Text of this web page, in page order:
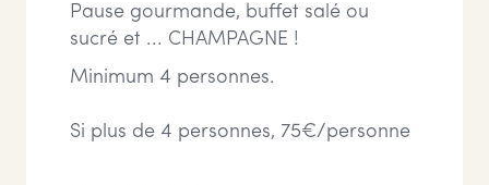
Pause gourmande, buffet salé ou
sucré et ... CHAMPAGNE !
Minimum 4 personnes.
Si plus de 4 personnes, 75€/personne